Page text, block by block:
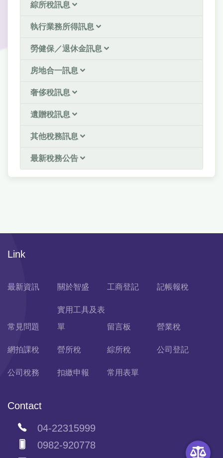
綜所稅訊息
執行業務所得訊息
勞健保／退休金訊息
房地合一訊息
奢侈稅訊息
遺贈稅訊息
其他稅務訊息
最新稅務公告
Link
最新資訊 關於智盛 工商登記 記帳報稅
常見問題
實用工具及表
單
留言板 營業稅
網拍課稅 營所稅 綜所稅 公司登記
公司稅務 扣繳申報 常用表單
Contact
04-22315999
0982-920778